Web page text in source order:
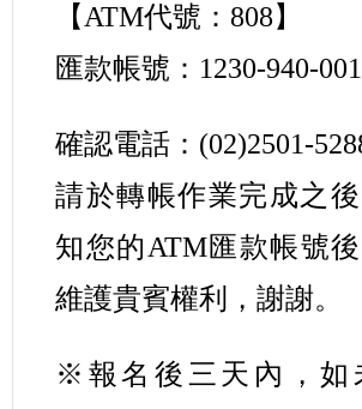
【ATM代號：808】
匯款帳號：1230-940-
確認電話：(02)2501-
請於轉帳作業完成之
知您的ATM匯款帳號
維護貴賓權利，謝謝。
※報名後三天內，如